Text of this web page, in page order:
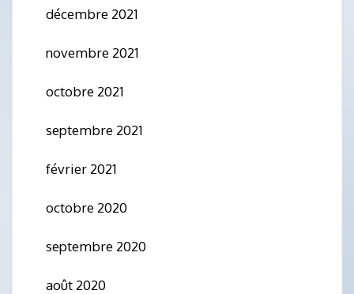
décembre 2021
novembre 2021
octobre 2021
septembre 2021
février 2021
octobre 2020
septembre 2020
août 2020